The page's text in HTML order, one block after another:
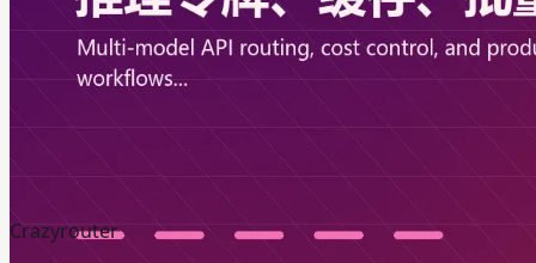
Crazyrouter